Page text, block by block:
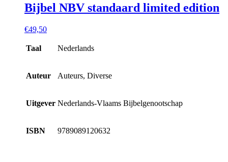
Bijbel NBV standaard limited edition
€49,50
Taal Nederlands
Auteur Auteurs, Diverse
Uitgever Nederlands-Vlaams Bijbelgenootschap
ISBN 9789089120632